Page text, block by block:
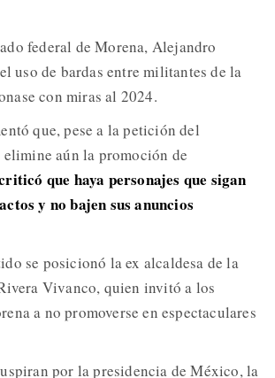
federal de Morena, Alejandro
uso de bardas entre militantes de la
con miras al 2024.
que, pese a la petición del
elimine aún la promoción de
que haya personajes que sigan
y no bajen sus anuncios
se posicionó la ex alcaldesa de la
Vivanco, quien invitó a los
a no promoverse en espectaculares
por la presidencia de México, la